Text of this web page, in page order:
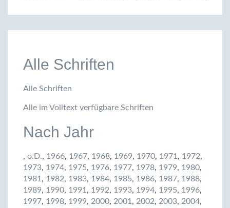
Alle Schriften
Alle Schriften
Alle im Volltext verfügbare Schriften
Nach Jahr
, o.D., 1966, 1967, 1968, 1969, 1970, 1971, 1972,
1973, 1974, 1975, 1976, 1977, 1978, 1979, 1980,
1981, 1982, 1983, 1984, 1985, 1986, 1987, 1988,
1989, 1990, 1991, 1992, 1993, 1994, 1995, 1996,
1997, 1998, 1999, 2000, 2001, 2002, 2003, 2004,